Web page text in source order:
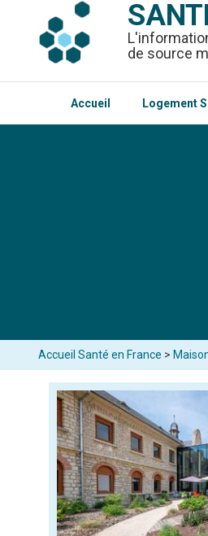
de source
Accueil Logement
Accueil Santé en France >